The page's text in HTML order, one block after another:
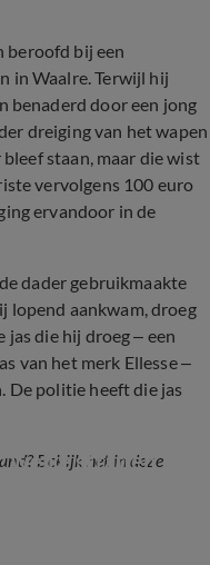
beroofd bij een
in Waalre. Terwijl hij
benaderd door een jong
dreiging van het wapen
staan, maar die wist
vervolgens 100 euro
ervandoor in de
dader gebruikmaakte
lopend aankwam, droeg
jas die hij droeg – een
van het merk Ellesse –
De politie heeft die jas
Bekijk het in deze
welke straffen